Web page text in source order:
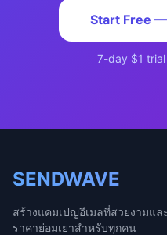
Start Free
7-day $1 trial
SENDWAVE
สร้างแคมเปญอีเมลที่สวยงามแ
ราคาย่อมเยาสำหรับทุกคน